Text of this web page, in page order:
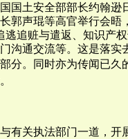
国土安全部部长约翰逊
郭声琨等高官举行会晤
逃追赃与遣返、知识产
沟通交流等。这是落实
分。同时亦为传闻已久
有关执法部门一道，开